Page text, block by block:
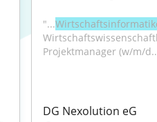
"...
Projektmanager (w/m/
DG Nexolution eG